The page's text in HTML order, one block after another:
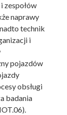
zespołów
naprawy
technik
i
pojazdów
obsługi
badania